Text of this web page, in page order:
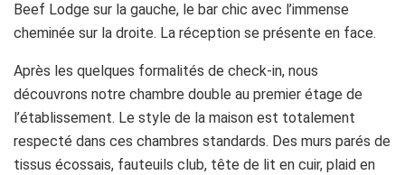
Beef Lodge sur la gauche, le bar chic avec l’immense
cheminée sur la droite. La réception se présente en face.
Après les quelques formalités de check-in, nous
découvrons notre chambre double au premier étage de
l’établissement. Le style de la maison est totalement
respecté dans ces chambres standards. Des murs parés de
tissus écossais, fauteuils club, tête de lit en cuir, plaid en